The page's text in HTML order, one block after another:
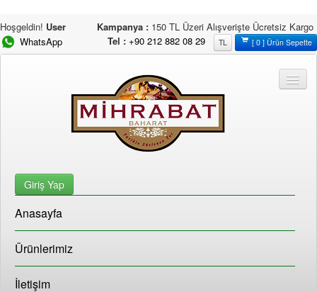
Hoşgeldin! User Kampanya : 150 TL Üzeri Alışverişte Ücretsiz Kargo
Tel : +90 212 882 08 29 TL [ 0 ] Ürün Sepette
WhatsApp
Giriş Yap
Anasayfa
Ürünlerimiz
İletişim